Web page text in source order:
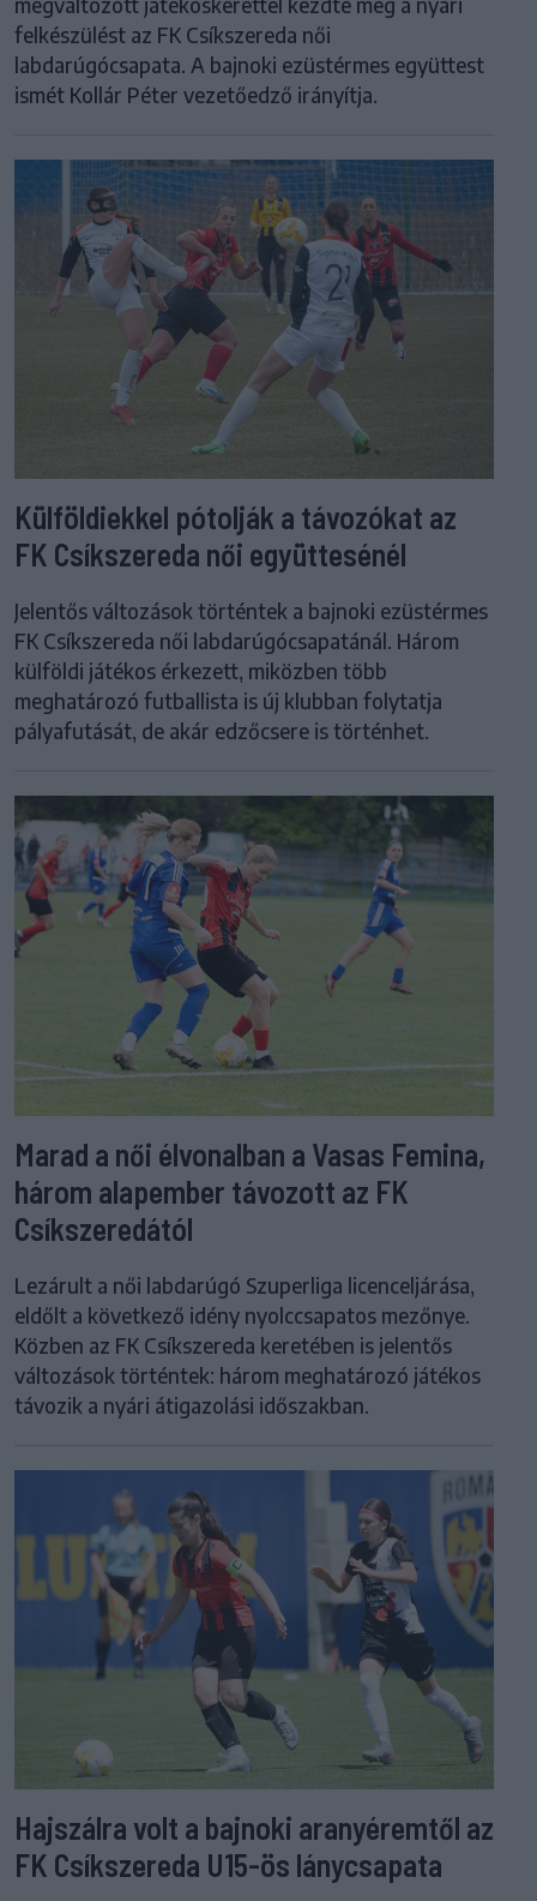
felkészülést az FK Csíkszereda női
labdarúgócsapata. A bajnoki ezüstérmes együttest
ismét Kollár Péter vezetőedző irányítja.
Külföldiekkel pótolják a távozókat az
FK Csíkszereda női együttesénél
Jelentős változások történtek a bajnoki ezüstérmes
FK Csíkszereda női labdarúgócsapatánál. Három
külföldi játékos érkezett, miközben több
meghatározó futballista is új klubban folytatja
pályafutását, de akár edzőcsere is történhet.
Marad a női élvonalban a Vasas Femina,
három alapember távozott az FK
Csíkszeredától
Lezárult a női labdarúgó Szuperliga licenceljárása,
eldőlt a következő idény nyolccsapatos mezőnye.
Közben az FK Csíkszereda keretében is jelentős
változások történtek: három meghatározó játékos
távozik a nyári átigazolási időszakban.
Hajszálra volt a bajnoki aranyéremtől az
FK Csíkszereda U15-ös lánycsapata